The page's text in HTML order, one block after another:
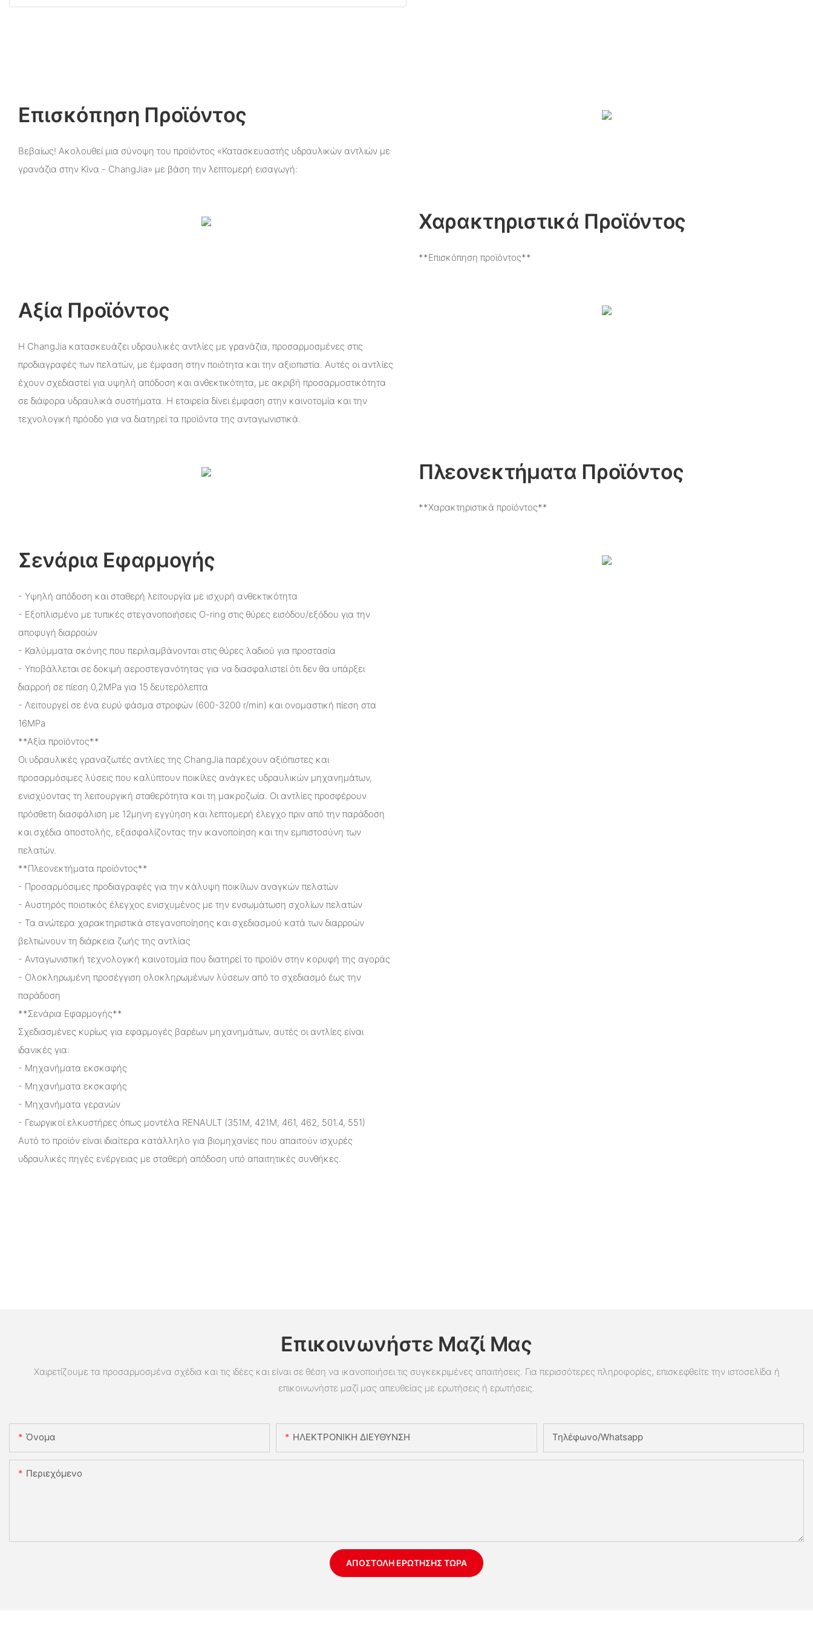
Επισκόπηση Προϊόντος
Βεβαίως! Ακολουθεί μια σύνοψη του προϊόντος «Κατασκευαστής υδραυλικών αντλιών με
γρανάζια στην Κίνα - ChangJia» με βάση την λεπτομερή εισαγωγή:
Χαρακτηριστικά Προϊόντος
**Επισκόπηση προϊόντος**
Αξία Προϊόντος
Η ChangJia κατασκευάζει υδραυλικές αντλίες με γρανάζια, προσαρμοσμένες στις
προδιαγραφές των πελατών, με έμφαση στην ποιότητα και την αξιοπιστία. Αυτές οι αντλίες
έχουν σχεδιαστεί για υψηλή απόδοση και ανθεκτικότητα, με ακριβή προσαρμοστικότητα
σε διάφορα υδραυλικά συστήματα. Η εταιρεία δίνει έμφαση στην καινοτομία και την
τεχνολογική πρόοδο για να διατηρεί τα προϊόντα της ανταγωνιστικά.
Πλεονεκτήματα Προϊόντος
**Χαρακτηριστικά προϊόντος**
Σενάρια Εφαρμογής
- Υψηλή απόδοση και σταθερή λειτουργία με ισχυρή ανθεκτικότητα
- Εξοπλισμένο με τυπικές στεγανοποιήσεις O-ring στις θύρες εισόδου/εξόδου για την
αποφυγή διαρροών
- Καλύμματα σκόνης που περιλαμβάνονται στις θύρες λαδιού για προστασία
- Υποβάλλεται σε δοκιμή αεροστεγανότητας για να διασφαλιστεί ότι δεν θα υπάρξει
διαρροή σε πίεση 0,2MPa για 15 δευτερόλεπτα
- Λειτουργεί σε ένα ευρύ φάσμα στροφών (600-3200 r/min) και ονομαστική πίεση στα
16MPa
**Αξία προϊόντος**
Οι υδραυλικές γραναζωτές αντλίες της ChangJia παρέχουν αξιόπιστες και
προσαρμόσιμες λύσεις που καλύπτουν ποικίλες ανάγκες υδραυλικών μηχανημάτων,
ενισχύοντας τη λειτουργική σταθερότητα και τη μακροζωία. Οι αντλίες προσφέρουν
πρόσθετη διασφάλιση με 12μηνη εγγύηση και λεπτομερή έλεγχο πριν από την παράδοση
και σχέδια αποστολής, εξασφαλίζοντας την ικανοποίηση και την εμπιστοσύνη των
πελατών.
**Πλεονεκτήματα προϊόντος**
- Προσαρμόσιμες προδιαγραφές για την κάλυψη ποικίλων αναγκών πελατών
- Αυστηρός ποιοτικός έλεγχος ενισχυμένος με την ενσωμάτωση σχολίων πελατών
- Τα ανώτερα χαρακτηριστικά στεγανοποίησης και σχεδιασμού κατά των διαρροών
βελτιώνουν τη διάρκεια ζωής της αντλίας
- Ανταγωνιστική τεχνολογική καινοτομία που διατηρεί το προϊόν στην κορυφή της αγοράς
- Ολοκληρωμένη προσέγγιση ολοκληρωμένων λύσεων από το σχεδιασμό έως την
παράδοση
**Σενάρια Εφαρμογής**
Σχεδιασμένες κυρίως για εφαρμογές βαρέων μηχανημάτων, αυτές οι αντλίες είναι
ιδανικές για:
- Μηχανήματα εκσκαφής
- Μηχανήματα εκσκαφής
- Μηχανήματα γερανών
- Γεωργικοί ελκυστήρες όπως μοντέλα RENAULT (351M, 421M, 461, 462, 501.4, 551)
Αυτό το προϊόν είναι ιδιαίτερα κατάλληλο για βιομηχανίες που απαιτούν ισχυρές
υδραυλικές πηγές ενέργειας με σταθερή απόδοση υπό απαιτητικές συνθήκες.
Επικοινωνήστε Μαζί Μας
Χαιρετίζουμε τα προσαρμοσμένα σχέδια και τις ιδέες και είναι σε θέση να ικανοποιήσει τις συγκεκριμένες απαιτήσεις. Για περισσότερες πληροφορίες, επισκεφθείτε την ιστοσελίδα ή
επικοινωνήστε μαζί μας απευθείας με ερωτήσεις ή ερωτήσεις.
Όνομα ΗΛΕΚΤΡΟΝΙΚΗ ΔΙΕΥΘΥΝΣΗ Τηλέφωνο/whatsapp
Περιεχόμενο
ΑΠΟΣΤΟΛΉ ΕΡΏΤΗΣΗΣ ΤΏΡΑ